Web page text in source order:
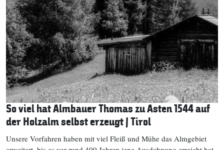
So viel hat Almbauer Thomas zu Asten 1544 auf
der Holzalm selbst erzeugt | Tirol
Unsere Vorfahren haben mit viel Fleiß und Mühe das Almgebiet